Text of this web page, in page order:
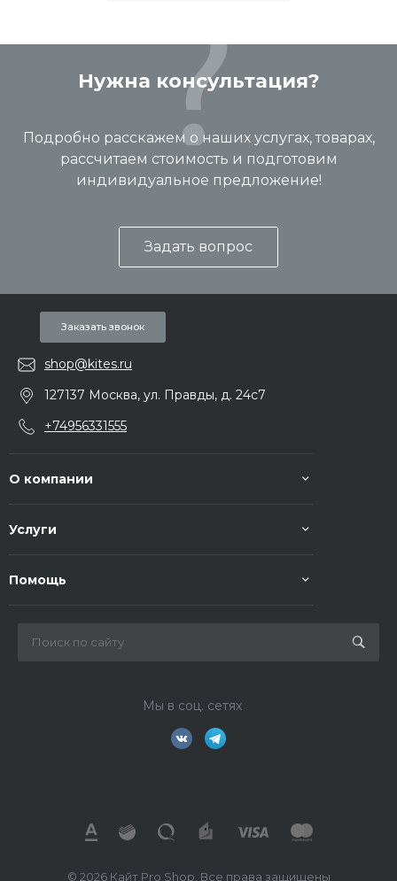
Нужна консультация?
Подробно расскажем о наших услугах, товарах,
рассчитаем стоимость и подготовим
индивидуальное предложение!
Задать вопрос
Заказать звонок
shop@kites.ru
127137 Москва, ул. Правды, д. 24с7
+74956331555
О компании
Услуги
Помощь
Мы в соц. сетях
© 2026 Кайт Pro Shop, Все права защищены